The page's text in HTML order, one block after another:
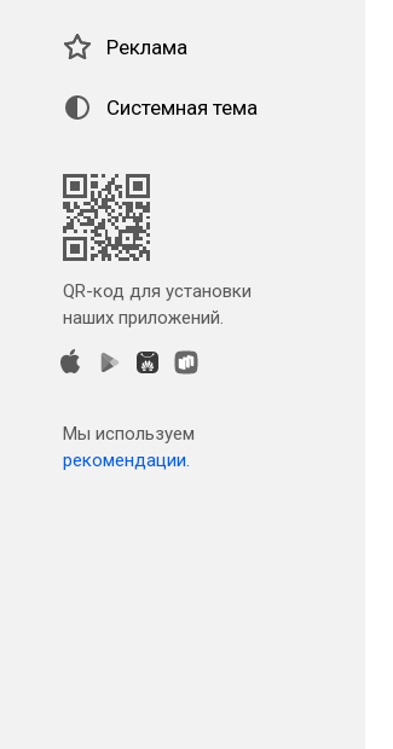
Реклама
Системная тема
QR-код для установки
наших приложений.
Мы используем
рекомендации.